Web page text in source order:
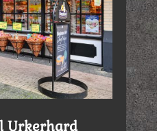
Urkerhard